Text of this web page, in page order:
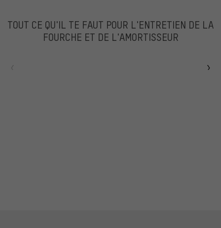
TOUT CE QU'IL TE FAUT POUR L'ENTRETIEN DE LA
FOURCHE ET DE L'AMORTISSEUR